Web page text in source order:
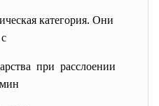
категория. Они
при расслоении